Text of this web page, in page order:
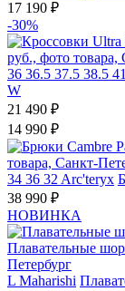
17 190 ₽
-30%
36 36.5 37.5 38.5
W
21 490 ₽
14 990 ₽
34 36 32 Arc'teryx
38 990 ₽
НОВИНКА
L Maharishi